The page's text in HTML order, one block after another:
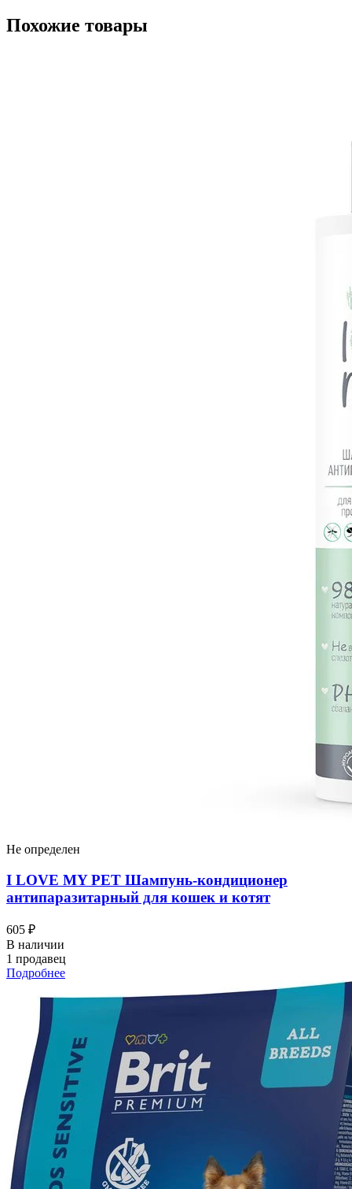
Похожие товары
Не определен
I LOVЕ MY PET Шампунь-кондиционер
антипаразитарный для кошек и котят
605 ₽
В наличии
1 продавец
Подробнее